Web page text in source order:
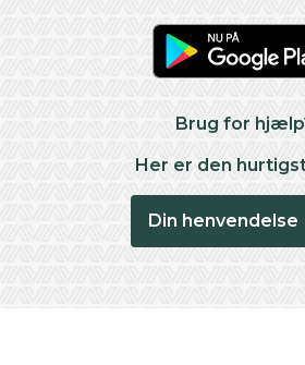
Brug for
Her er den
Din henvendelse